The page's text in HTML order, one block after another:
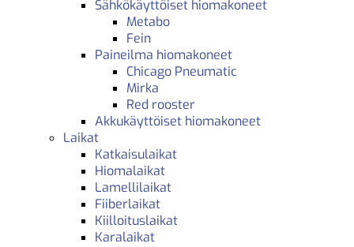
Sähkökäyttöiset hiomakoneet
Metabo
Fein
Paineilma hiomakoneet
Chicago Pneumatic
Mirka
Red rooster
Akkukäyttöiset hiomakoneet
Laikat
Katkaisulaikat
Hiomalaikat
Lamellilaikat
Fiiberlaikat
Kiilloituslaikat
Karalaikat